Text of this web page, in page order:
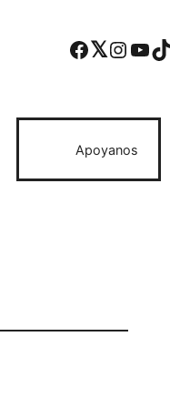
Facebook Twitter Instagram YouTube TikTok
Apoyanos